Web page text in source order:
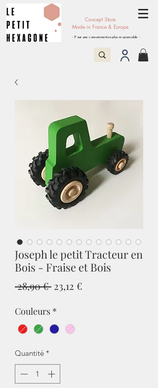
Concept Store
Made in France & Europe
- Pour une consommation plus responsable -
Joseph le petit Tracteur en
Bois - Fraise et Bois
28,90 € Prix
23,12 €
Couleurs *
Quantité *